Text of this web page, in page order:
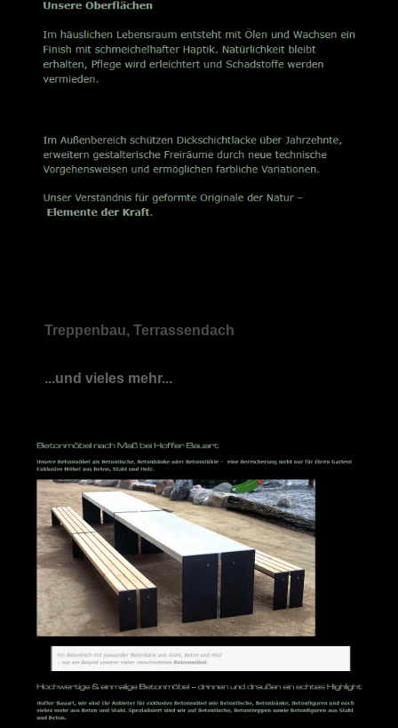
Treppenbau, Terrassendach
...und vieles mehr...